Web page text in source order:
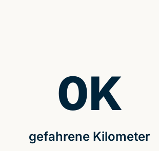
gefahrene Kilometer
0K